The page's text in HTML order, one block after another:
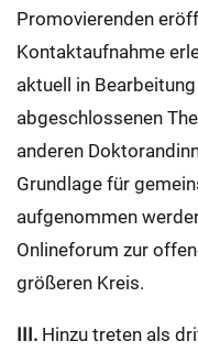
Promovierenden
Kontaktaufnahme
aktuell in
abgeschlossenen
anderen
Grundlage für
aufgenommen
Onlineforum zur
größeren Kreis.
III. Hinzu treten als